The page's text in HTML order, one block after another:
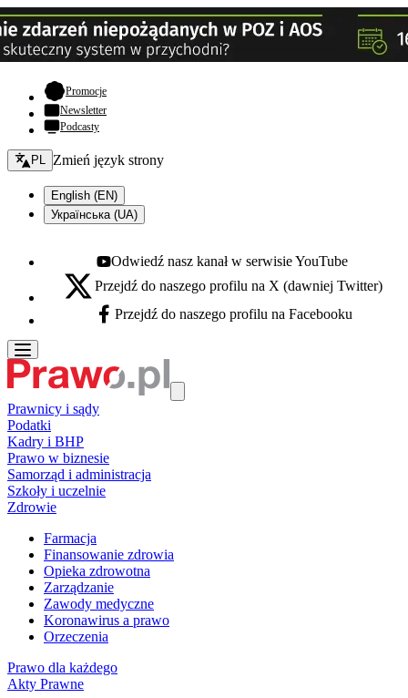
Promocje- otwiera się w nowej karcie
Newsletter
Podcasty
Zmień język - bieżący:
PL Zmień język strony
English (EN)
Українська (UA)
Youtube - otwiera się w nowej karcie
Odwiedź nasz kanał w serwisie YouTube
X - otwiera się w nowej karcie
Przejdź do naszego profilu na X (dawniej Twitter)
Facebook - otwiera się w nowej karcie
Przejdź do naszego profilu na Facebooku
Prawnicy i sądy
Podatki
Kadry i BHP
Prawo w biznesie
Samorząd i administracja
Szkoły i uczelnie
Zdrowie
Farmacja
Finansowanie zdrowia
Opieka zdrowotna
Zarządzanie
Zawody medyczne
Koronawirus a prawo
Orzeczenia
Prawo dla każdego
Akty Prawne